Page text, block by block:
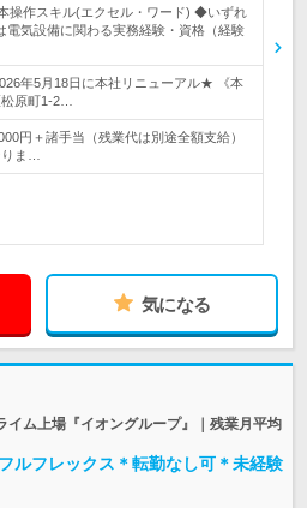
作スキル(エクセル・ワード) ◆いずれ
気設備に関わる実務経験・資格（経験
年5月18日に本社リニューアル★ 《本
原町1-2…
円＋諸手当（残業代は別途全額支給）
ま…
気になる
イム上場『イオングループ』｜残業月平均
ルフレックス＊転勤なし可＊未経験